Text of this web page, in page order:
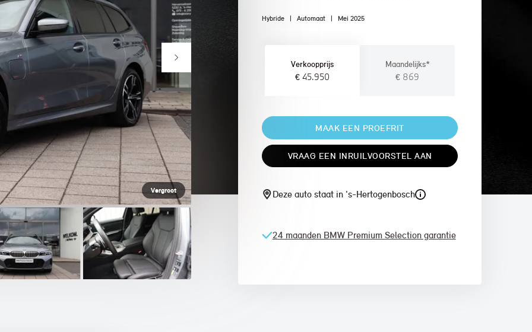
5-DEURS
COOPER WORKS
SMITH EDITION
Vergroot
Hybride | Automaat | Mei 2025
Verkoopprijs
€ 45.950
Maandelijks*
€ 869
MAAK EEN PROEFRIT
VRAAG EEN INRUILVOORSTEL AAN
Deze auto staat in 's-Hertogenbosch
24 maanden BMW Premium Selection garantie